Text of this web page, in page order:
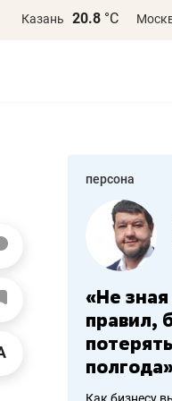
Казань 20.8 °С
персона
работа «Не
правил,